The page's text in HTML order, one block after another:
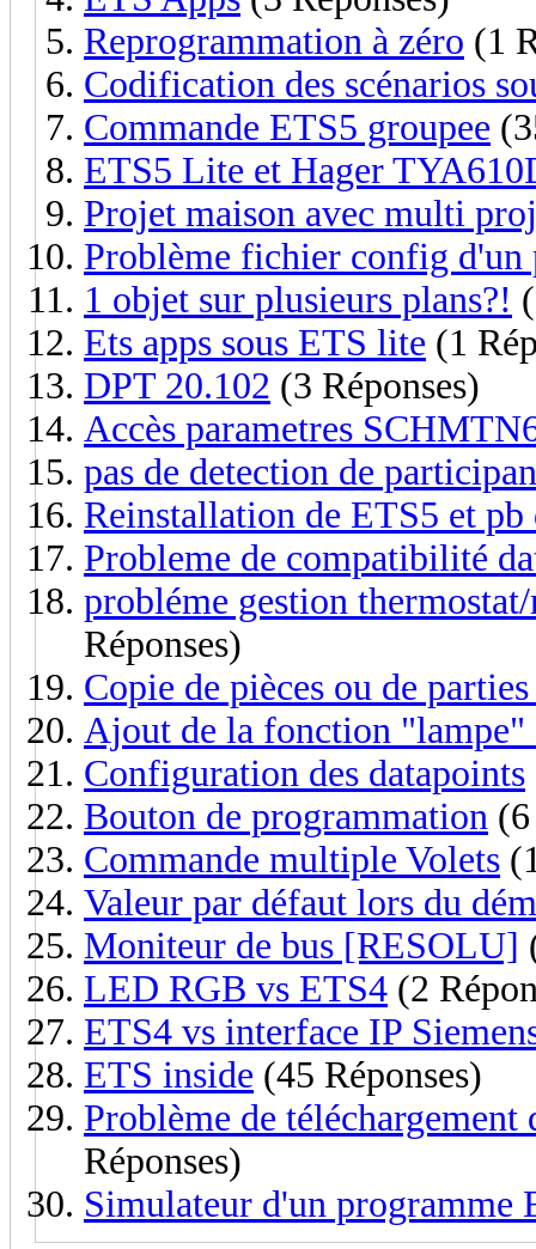
Reprogrammation à zéro (1
Codification des scénarios
Commande ETS5 groupee
ETS5 Lite et Hager
Projet maison avec multi
Problème fichier config d'un
1 objet sur plusieurs plans?!
Ets apps sous ETS lite (1
DPT 20.102 (3 Réponses)
Accès parametres
pas de detection de
Reinstallation de ETS5 et
Probleme de compatibilité
probléme gestion
Réponses)
Copie de pièces ou de
Ajout de la fonction "lampe"
Configuration des datapoints
Bouton de programmation
Commande multiple Volets
Valeur par défaut lors du
Moniteur de bus [RESOLU]
LED RGB vs ETS4 (2
ETS4 vs interface IP
ETS inside (45 Réponses)
Problème de
Réponses)
Simulateur d'un programme